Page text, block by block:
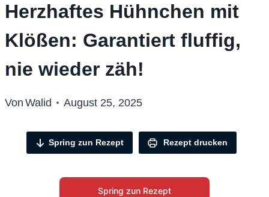
Herzhaftes Hühnchen mit
Klößen: Garantiert fluffig,
nie wieder zäh!
Von Walid August 25, 2025
Spring zun Rezept Rezept drucken
Spring zun Rezept